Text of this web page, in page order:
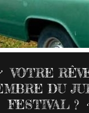
VOTRE
DU
FESTIVAL ?